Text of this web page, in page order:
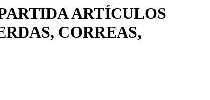
ARTÍCULOS
CORREAS,